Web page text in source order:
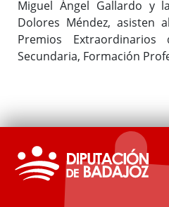
Miguel Ángel Gallardo y
Dolores Méndez, asisten
Premios Extraordinarios
Secundaria, Formación